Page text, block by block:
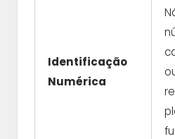
Identificação
Numérica